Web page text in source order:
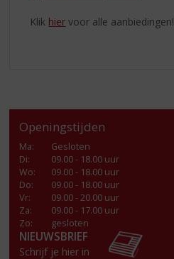
Klik hier voor alle aanbiedingen!
Openingstijden
Ma:
Gesloten
Di:
09.00 - 18.00 uur
Wo:
09.00 - 18.00 uur
Do:
09.00 - 18.00 uur
Vr:
09.00 - 20.00 uur
Za:
09.00 - 17.00 uur
Zo:
gesloten
NIEUWSBRIEF
Schrijf je hier in